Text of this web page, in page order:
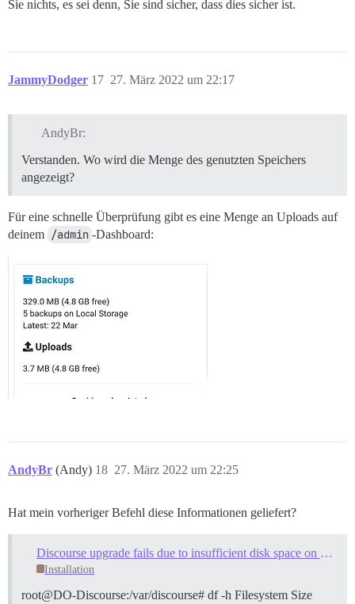
Sie nichts, es sei denn, Sie sind sicher, dass dies sicher ist.
JammyDodger 27. März 2022 um 22:17
17
AndyBr:
Verstanden. Wo wird die Menge des genutzten Speichers
angezeigt?
Für eine schnelle Überprüfung gibt es eine Menge an Uploads auf
deinem /admin -Dashboard:
AndyBr (Andy) 27. März 2022 um 22:25
18
Hat mein vorheriger Befehl diese Informationen geliefert?
Discourse upgrade fails due to insufficient disk space on 25G droplet
Installation
root@DO-Discourse:/var/discourse# df -h Filesystem Size